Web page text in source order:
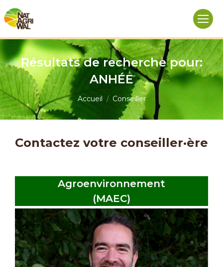
Résultats de recherche pour:
ANHÉE
Vous êtes ici :
Accueil Conseiller
Contactez votre conseiller·ère
Agroenvironnement
(MAEC)